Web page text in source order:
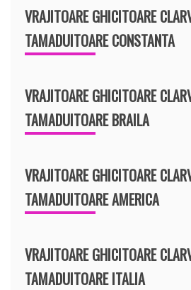
VRAJITOARE GHICITOARE
TAMADUITOARE CONSTANTA
VRAJITOARE GHICITOARE
TAMADUITOARE BRAILA
VRAJITOARE GHICITOARE
TAMADUITOARE AMERICA
VRAJITOARE GHICITOARE
TAMADUITOARE ITALIA